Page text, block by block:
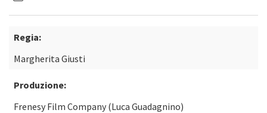
Regia:
Margherita Giusti
Produzione:
Frenesy Film Company (Luca Guadagnino)